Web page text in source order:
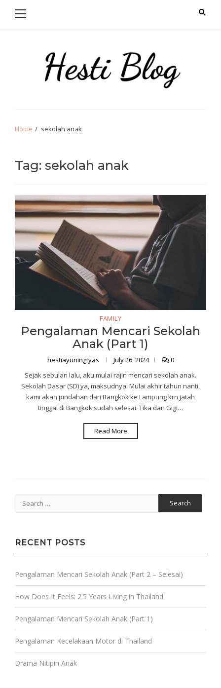
Home sekolah anak
Tag: sekolah anak
FAMILY
Pengalaman Mencari Sekolah
Anak (Part 1)
hestiayuningtyas July 26, 2024
0
Sejak sebulan lalu, aku mulai rajin mencari sekolah anak.
Sekolah Dasar (SD) ya, maksudnya. Mulai akhir tahun nanti,
kami akan pindahan dari Bangkok ke Lampung krn jatah
tinggal di Bangkok sudah selesai. Tika dan Gigi…
Read More
for:
RECENT POSTS
Pengalaman Mencari Sekolah Anak (Part 2 – Selesai)
How Does It Feels: 2.5 Years Living in Thailand
Pengalaman Mencari Sekolah Anak (Part 1)
Pengalaman Kecelakaan Motor di Thailand
Drama Nitipin Anak